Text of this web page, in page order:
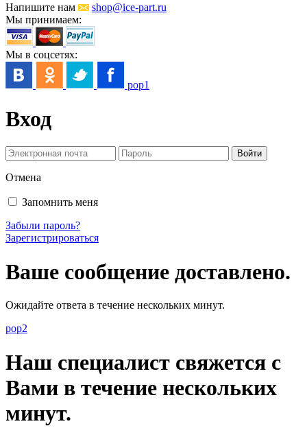
Напишите нам
shop@ice-part.ru
Мы принимаем:
Мы в соцсетях:
pop1
Вход
Отмена
Запомнить меня
Забыли пароль?
Зарегистрироваться
Ваше сообщение доставлено.
Ожидайте ответа в течение нескольких минут.
pop2
Наш специалист свяжется с
Вами в течение нескольких
минут.